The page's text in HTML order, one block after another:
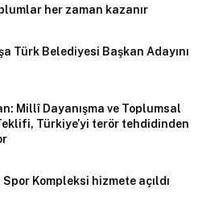
her zaman kazanır
Türk Belediyesi Başkan Adayını
Millî Dayanışma ve Toplumsal
Türkiye’yi terör tehdidinden
Spor Kompleksi hizmete açıldı